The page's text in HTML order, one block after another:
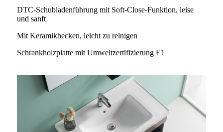
DTC-Schubladenführung mit Soft-Close-Funktion, leise
und sanft
Mit Keramikbecken, leicht zu reinigen
Schrankholzplatte mit Umweltzertifizierung E1